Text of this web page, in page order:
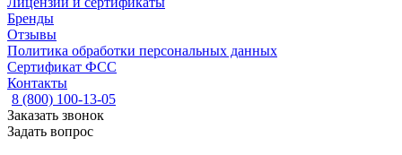
Бренды
Отзывы
Политика обработки персональных данных
Сертификат ФСС
Контакты
8 (800) 100-13-05
Заказать звонок
Задать вопрос